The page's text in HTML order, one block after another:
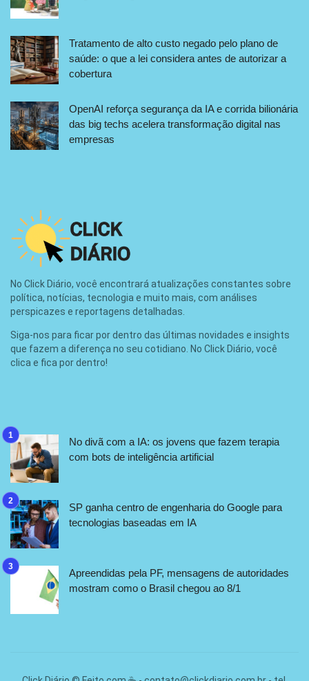
Tratamento de alto custo negado pelo plano de
saúde: o que a lei considera antes de autorizar a
cobertura
OpenAI reforça segurança da IA e corrida bilionária
das big techs acelera transformação digital nas
empresas
No Click Diário, você encontrará atualizações constantes sobre
política, notícias, tecnologia e muito mais, com análises
perspicazes e reportagens detalhadas.
Siga-nos para ficar por dentro das últimas novidades e insights
que fazem a diferença no seu cotidiano. No Click Diário, você
clica e fica por dentro!
No divã com a IA: os jovens que fazem terapia
com bots de inteligência artificial
SP ganha centro de engenharia do Google para
tecnologias baseadas em IA
Apreendidas pela PF, mensagens de autoridades
mostram como o Brasil chegou ao 8/1